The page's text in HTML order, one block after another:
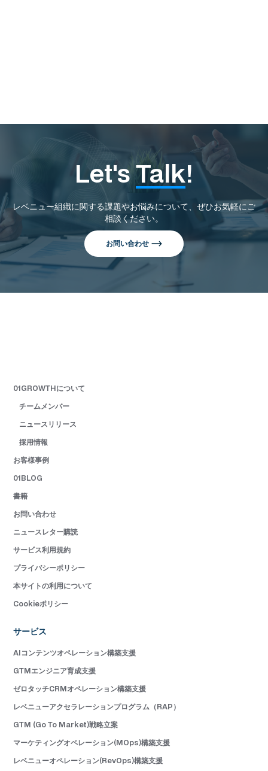
Let'sTalk!
レベニュー組織に関する課題やお悩みについて、ぜひお気軽にご
相談ください。
お問い合わせ
01GROWTHについて
チームメンバー
ニュースリリース
採用情報
お客様事例
01BLOG
書籍
お問い合わせ
ニュースレター購読
サービス利用規約
プライバシーポリシー
本サイトの利用について
Cookieポリシー
サービス
AIコンテンツオペレーション構築支援
GTMエンジニア育成支援
ゼロタッチCRMオペレーション構築支援
レベニューアクセラレーションプログラム（RAP）
GTM (Go To Market)戦略立案
マーケティングオペレーション(MOps)構築支援
レベニューオペレーション(RevOps)構築支援